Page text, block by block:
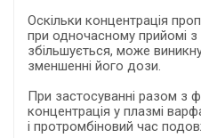
Оскільки концентрація
при одночасному прийомі
збільшується, може
зменшенні його дози.
При застосуванні разом з
концентрація у плазмі
і протромбіновий час